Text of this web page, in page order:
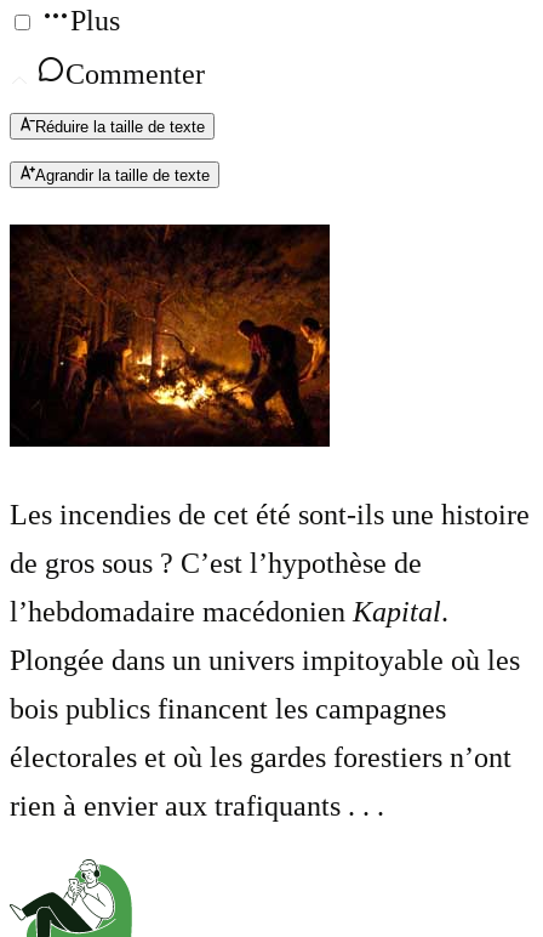
Plus
Commenter
Réduire la taille de texte
Agrandir la taille de texte
Les incendies de cet été sont-ils une histoire
de gros sous ? C’est l’hypothèse de
l’hebdomadaire macédonien Kapital.
Plongée dans un univers impitoyable où les
bois publics financent les campagnes
électorales et où les gardes forestiers n’ont
rien à envier aux trafiquants . . .